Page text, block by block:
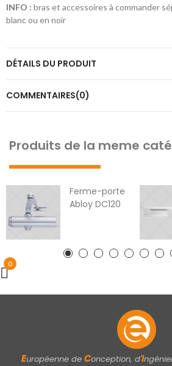
INFO : bras et accessoires à commander
blanc ou en noir
DÉTAILS DU PRODUIT
COMMENTAIRES(0)
Produits de la meme
Ferme-porte
Abloy DC120
0
Européenne de Conception, d'I